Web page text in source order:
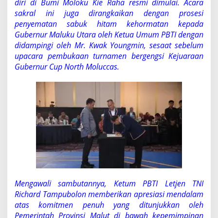
a
e
w
o
n
d
o
I
n
o
n
s
i
a
M
a
l
k
u
U
t
diri di Bumi Moloku Kie Raha resmi dimulai. Acara
sakral ini juga dirangkaikan dengan prosesi
penyematan sabuk hitam kehormatan kepada
Gubernur Maluku Utara oleh Ketua Umum PBTI dengan
didampingi oleh Mr. Kwak Youngmin, sesaat sebelum
upacara pembukaan turnamen bergengsi Kejuaraan
Gubernur Cup North Moluccas.
Mengawali sambutannya, Ketum PBTI Letjen TNI
Richard Tampubolon memberikan apresiasi mendalam
atas komitmen penuh yang ditunjukkan oleh
Pemerintah Provinsi Malut di bawah kepemimpinan